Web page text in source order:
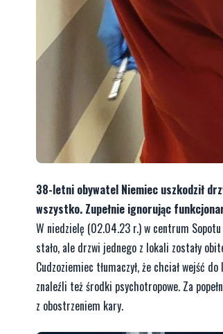
38-letni obywatel Niemiec uszkodził
wszystko. Zupełnie ignorując
W niedzielę (02.04.23 r.) w centrum
stało, ale drzwi jednego z lokali zostały
Cudzoziemiec tłumaczył, że chciał wejść
znaleźli też środki psychotropowe. Za
z obostrzeniem kary.